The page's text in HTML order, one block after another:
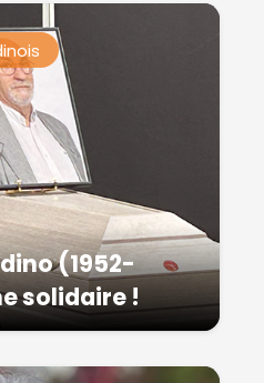
(1952-
solidaire !